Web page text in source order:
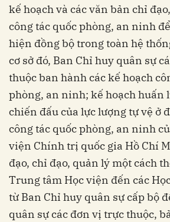
kế hoạch và các văn bản chỉ
công tác quốc phòng, an ninh
hiện đồng bộ trong toàn hệ
cơ sở đó, Ban Chỉ huy quân sự
thuộc ban hành các kế hoạch
phòng, an ninh; kế hoạch huấn
chiến đấu của lực lượng tự vệ ở
công tác quốc phòng, an ninh
viện Chính trị quốc gia Hồ Chí
đạo, chỉ đạo, quản lý một cách
Trung tâm Học viện đến các
từ Ban Chỉ huy quân sự cấp bộ
quân sự các đơn vị trực thuộc,